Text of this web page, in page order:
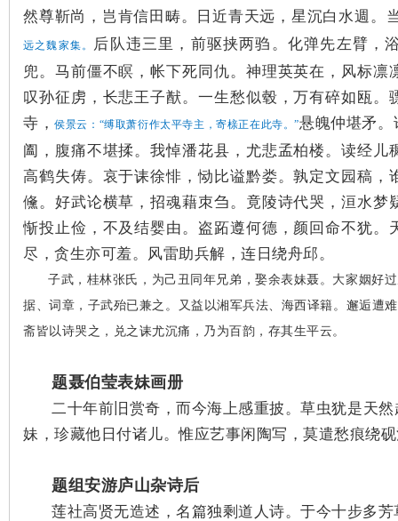
然尊靳尚，岂肯信田畴。日近青天远，星沉白水週。
远之魏家集。
后队违三里，前驱挟两驺。化弹先左臂，
兜。马前僵不瞑，帐下死同仇。神理英英在，风标
叹孙征虏，长悲王子猷。一生愁似毂，万有碎如瓯。
寺，侯景云：“缚取萧衍作太平寺主，寄榇正在此寺。”悬魄仲堪矛。
阖，腹痛不堪揉。我悼潘花县，尤悲孟柏楼。读经儿
高鹤失俦。哀于诔徐悱，恸比谥黔娄。孰定文园稿，
儵。好武论横草，招魂藉朿刍。竟陵诗代哭，洹水梦
惭投止俭，不及结婴由。盗跖遵何德，颜回命不犹。
尽，贪生亦可羞。风雷助兵解，连日绕舟邱。
子武，桂林张氏，为己丑同年兄弟，娶余表妹聂。大家姻好
据、词章，子武殆已兼之。又益以湘军兵法、海西译籍。邂逅遭
斋皆以诗哭之，兑之诔尤沉痛，乃为百韵，存其生平云。
题聂伯莹表妹画册
二十年前旧赏奇，而今海上感重披。草虫犹是天
妹，珍藏他日付诸儿。惟应艺事闲陶写，莫遣愁痕绕
题组安游庐山杂诗后
莲社高贤无造述，名篇独剩道人诗。于今十步多